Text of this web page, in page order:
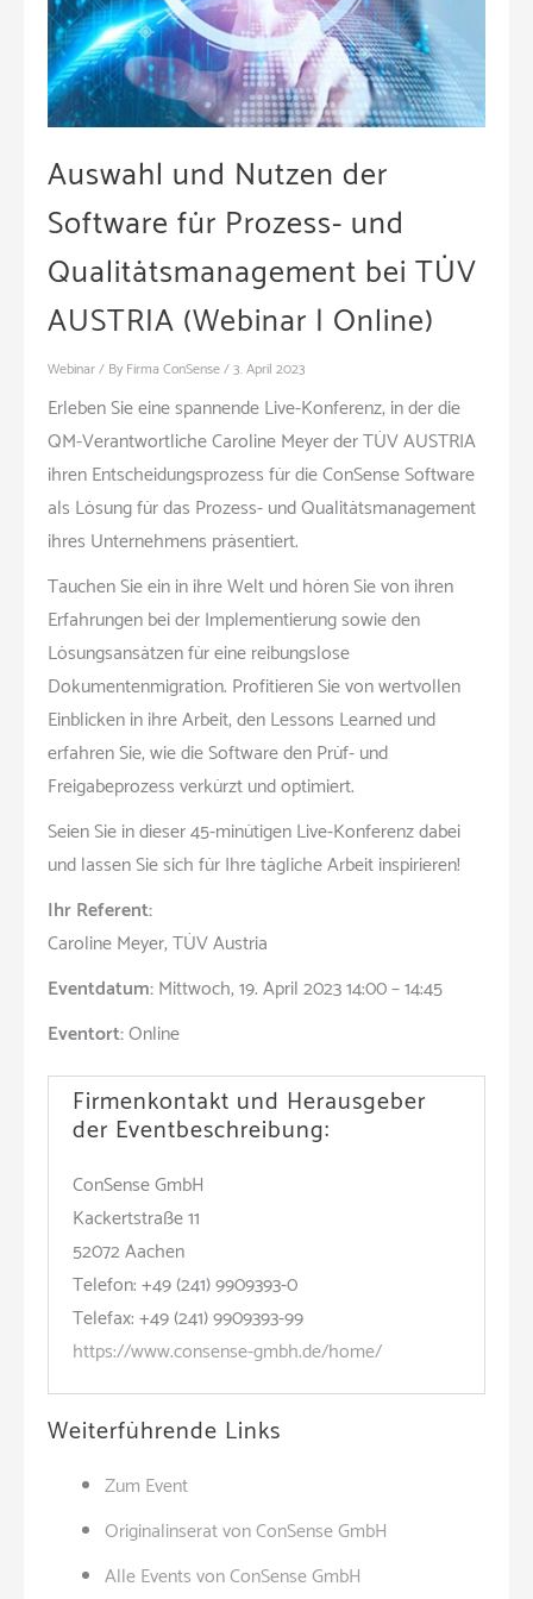
Auswahl und Nutzen der
Software für Prozess- und
Qualitätsmanagement bei TÜV
AUSTRIA (Webinar | Online)
Webinar/ By Firma ConSense/3. April 2023
Erleben Sie eine spannende Live-Konferenz, in der die
QM-Verantwortliche Caroline Meyer der TÜV AUSTRIA
ihren Entscheidungsprozess für die ConSense Software
als Lösung für das Prozess- und Qualitätsmanagement
ihres Unternehmens präsentiert.
Tauchen Sie ein in ihre Welt und hören Sie von ihren
Erfahrungen bei der Implementierung sowie den
Lösungsansätzen für eine reibungslose
Dokumentenmigration. Profitieren Sie von wertvollen
Einblicken in ihre Arbeit, den Lessons Learned und
erfahren Sie, wie die Software den Prüf- und
Freigabeprozess verkürzt und optimiert.
Seien Sie in dieser 45-minütigen Live-Konferenz dabei
und lassen Sie sich für Ihre tägliche Arbeit inspirieren!
Ihr Referent:
Caroline Meyer, TÜV Austria
Eventdatum:Mittwoch, 19. April 2023 14:00 – 14:45
Eventort:Online
Firmenkontakt und Herausgeber
der Eventbeschreibung:
ConSense GmbH
Kackertstraße 11
52072 Aachen
Telefon: +49 (241) 9909393-0
Telefax: +49 (241) 9909393-99
https://www.consense-gmbh.de/home/
Weiterführende Links
Zum Event
Originalinserat von ConSense GmbH
Alle Events von ConSense GmbH